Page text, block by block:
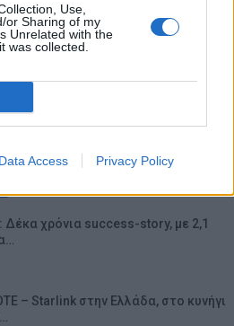
Use,
or Sharing of my
Unrelated with the
was collected.
Data Access Privacy Policy
Δέκα χρόνια success-story, με 2,1
– Starlink στην Ελλάδα, στο κυνήγι